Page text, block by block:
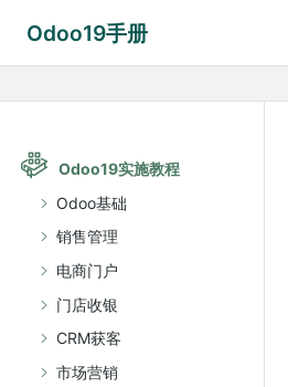
Odoo19实施教程
Odoo基础
销售管理
电商门户
门店收银
CRM获客
市场营销
Odoo19手册